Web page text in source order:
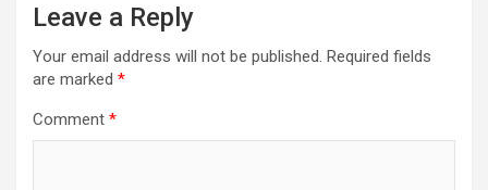
Leave a Reply
Your email address will not be published. Required fields
are marked *
Comment *